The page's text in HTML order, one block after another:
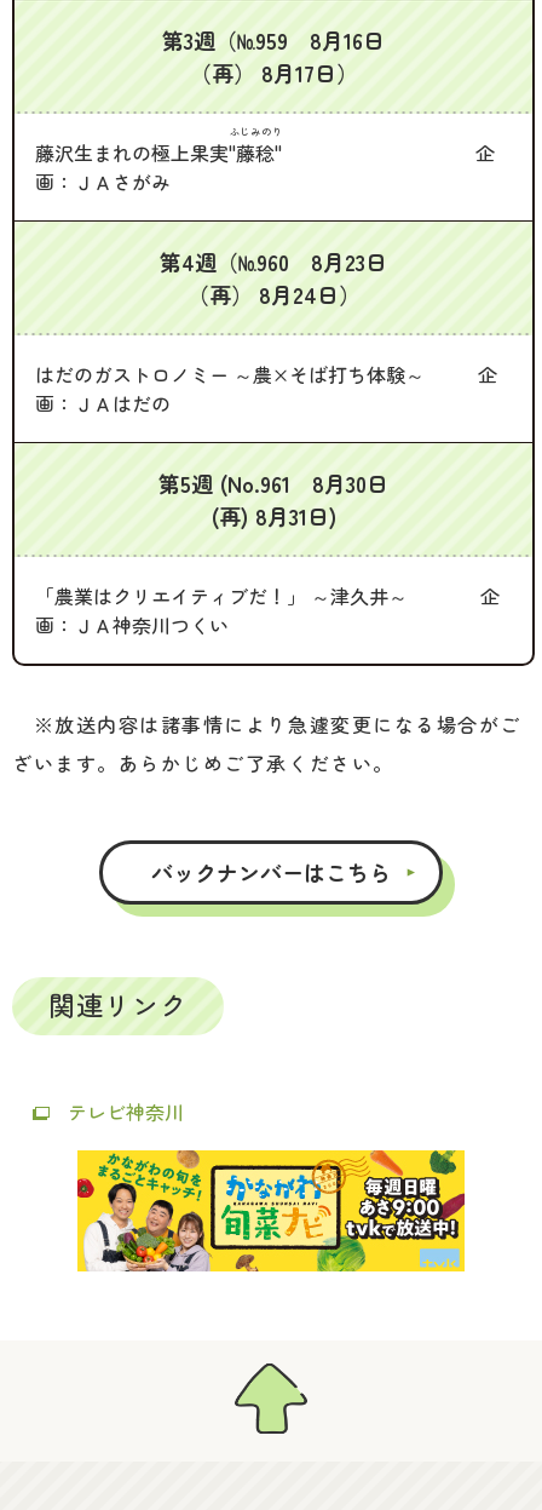
第3週（№959 8月16日
（再） 8月17日）
藤沢生まれの極上果実"藤稔"
ふじみのり
企
画：ＪＡさがみ
第4週（№960 8月23日
（再） 8月24日）
はだのガストロノミー ～農×そば打ち体験～ 企
画：ＪＡはだの
第5週 (No.961 8月30日
(再) 8月31日)
「農業はクリエイティブだ！」 ～津久井～ 企
画：ＪＡ神奈川つくい
※放送内容は諸事情により急遽変更になる場合がご
ざいます。あらかじめご了承ください。
バックナンバーはこちら
関連リンク
テレビ神奈川